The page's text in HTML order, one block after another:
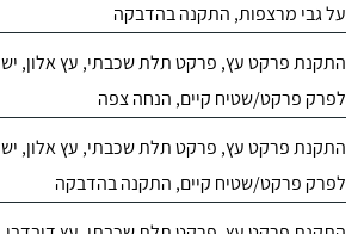
על גבי מרצפות, התקנה בהדבקה
התקנת פרקט עץ, פרקט תלת שכבתי, עץ אלון, יש
לפרק פרקט/שטיח קיים, הנחה צפה
התקנת פרקט עץ, פרקט תלת שכבתי, עץ אלון, יש
לפרק פרקט/שטיח קיים, התקנה בהדבקה